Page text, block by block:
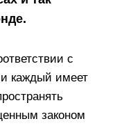
с
каждый имеет
законом